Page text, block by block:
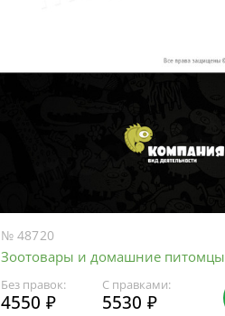
№ 48720
Зоотовары и домашние питомцы
Без правок:
4550 ₽
С правками:
5530 ₽